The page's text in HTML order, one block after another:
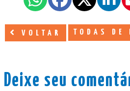
VOLTAR TODAS DE
Deixe seu